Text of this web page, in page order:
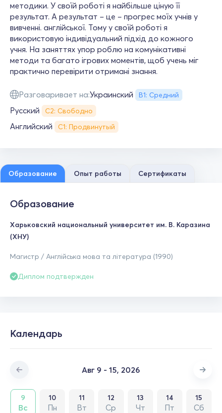
методики. У своїй роботі я найбільше ціную її
результат. А результат – це – прогрес моїх учнів у
вивченні. англійської. Тому у своїй роботі я
використовую індивідуальний підхід до кожного
учня. На заняттях упор роблю на комунікативні
методи та багато ігрових моментів, щоб учень міг
практично перевірити отримані знання.
Разговаривает на:Украинский В1: Средний
Русский С2: Свободно
Английский С1: Продвинутый
Образование Опыт работы Сертификаты
Образование
Харьковский национальный университет им. В. Каразина
(ХНУ)
Магистр / Англійська мова та література (1990)
Диплом подтвержден
Календарь
Авг 9 - 15, 2026
9
Вс
10
Пн
11
Вт
12
Ср
13
Чт
14
Пт
15
Сб